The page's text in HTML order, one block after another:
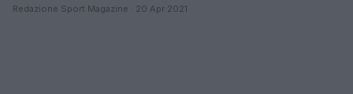
Redazione Sport Magazine · 20 Apr 2021